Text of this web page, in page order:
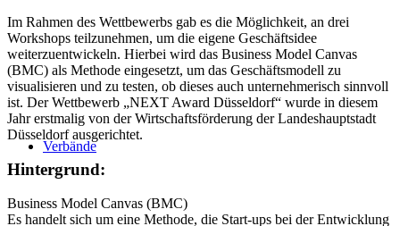
Verbände
Im Rahmen des Wettbewerbs gab es die Möglichkeit, an drei
Workshops teilzunehmen, um die eigene Geschäftsidee
weiterzuentwickeln. Hierbei wird das Business Model Canvas
(BMC) als Methode eingesetzt, um das Geschäftsmodell zu
visualisieren und zu testen, ob dieses auch unternehmerisch sinnvoll
ist. Der Wettbewerb „NEXT Award Düsseldorf“ wurde in diesem
Jahr erstmalig von der Wirtschaftsförderung der Landeshauptstadt
Düsseldorf ausgerichtet.
Hintergrund:
Business Model Canvas (BMC)
Es handelt sich um eine Methode, die Start-ups bei der Entwicklung